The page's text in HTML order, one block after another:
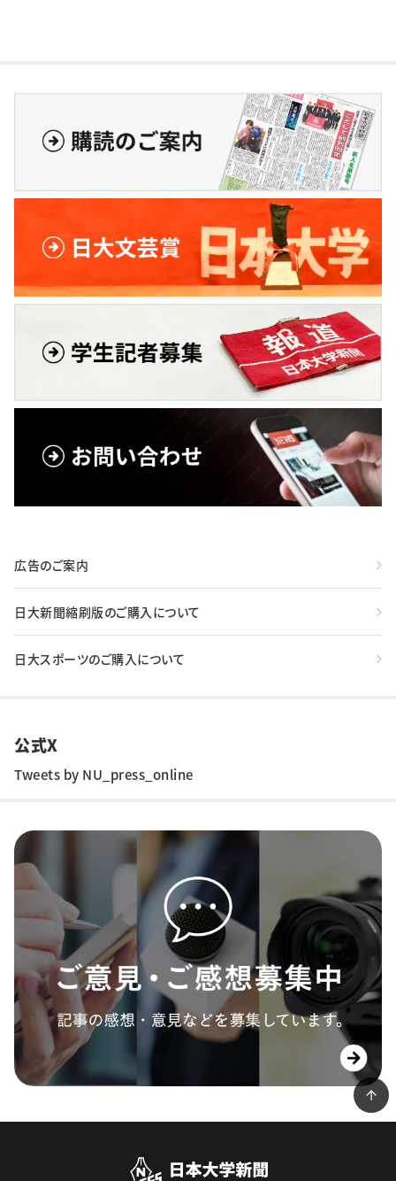
広告のご案内
日大新聞縮刷版のご購入について
日大スポーツのご購入について
公式X
Tweets by NU_press_online